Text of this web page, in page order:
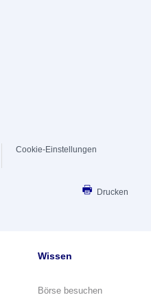
Cookie-Einstellungen
Drucken
Wissen
Börse besuchen